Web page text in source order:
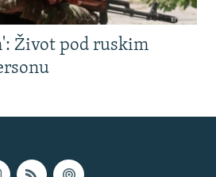
Život pod ruskim